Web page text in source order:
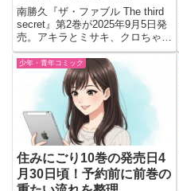
南勝久『ザ・ファブル The third
secret』第2巻が2025年9月5日発
売。アキラとミサキ、クロちゃん
の共同生活から始まる新展開に注
目。
少年・青年コミック
住みにごり10巻の発売日4
月30日頃！予約前に前巻の